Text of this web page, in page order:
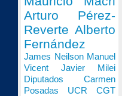
Arturo Pérez-
Reverte Alberto
Fernández
James Neilson Manuel
Vicent Javier Milei
Diputados Carmen
Posadas UCR CGT